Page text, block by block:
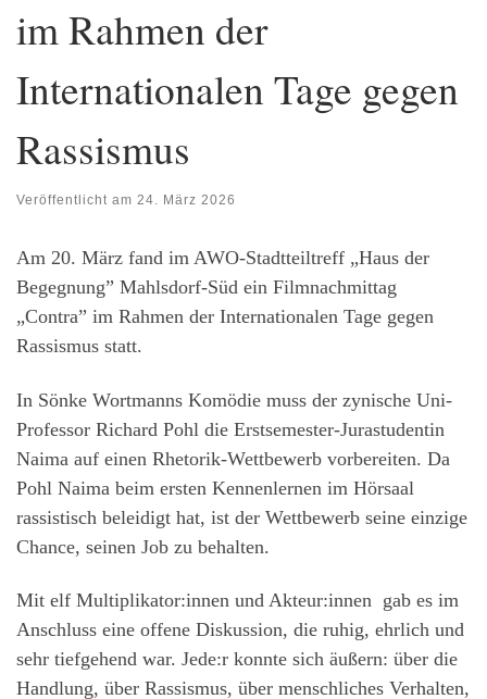
im Rahmen der
Internationalen Tage gegen
Rassismus
Veröffentlicht am 24. März 2026
Am 20. März fand im AWO-Stadtteiltreff „Haus der
Begegnung” Mahlsdorf-Süd ein Filmnachmittag
„Contra” im Rahmen der Internationalen Tage gegen
Rassismus statt.
In Sönke Wortmanns Komödie muss der zynische Uni-
Professor Richard Pohl die Erstsemester-Jurastudentin
Naima auf einen Rhetorik-Wettbewerb vorbereiten. Da
Pohl Naima beim ersten Kennenlernen im Hörsaal
rassistisch beleidigt hat, ist der Wettbewerb seine einzige
Chance, seinen Job zu behalten.
Mit elf Multiplikator:innen und Akteur:innen gab es im
Anschluss eine offene Diskussion, die ruhig, ehrlich und
sehr tiefgehend war. Jede:r konnte sich äußern: über die
Handlung, über Rassismus, über menschliches Verhalten,